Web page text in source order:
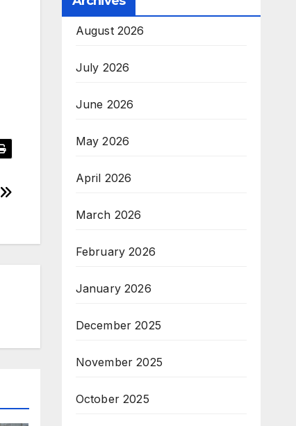
August 2026
July 2026
June 2026
May 2026
April 2026
March 2026
February 2026
January 2026
December 2025
November 2025
October 2025